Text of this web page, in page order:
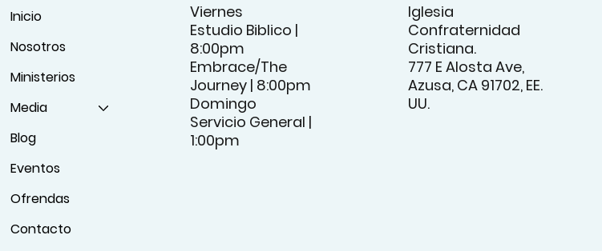
Inicio
Nosotros
Ministerios
Media
Blog
Eventos
Ofrendas
Contacto
Viernes
Estudio Biblico |
8:00pm
Embrace/The
Journey | 8:00pm
Domingo
Servicio General |
1:00pm
Iglesia
Confraternidad
Cristiana.
777 E Alosta Ave,
Azusa, CA 91702, EE.
UU.